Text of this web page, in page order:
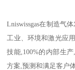
Lniswissgas在制造气
工业、环境和激光应
技能,100%的内部生
方案,预测和满足客户